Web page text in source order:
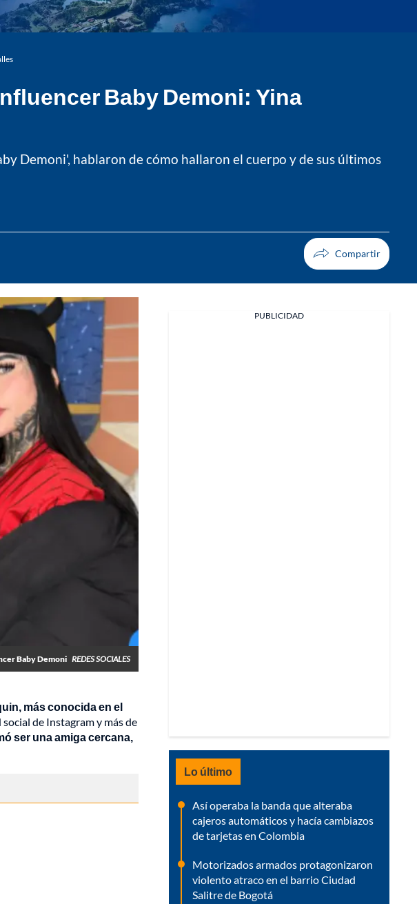
Baby Demoni: Yina
Demoni', hablaron de cómo hallaron el cuerpo y de sus últimos
Baby Demoni REDES SOCIALES
más conocida en el
de Instagram y más de
ser una amiga cercana,
PUBLICIDAD
Lo último
Así operaba la banda que alteraba
cajeros automáticos y hacía cambiazos
de tarjetas en Colombia
Motorizados armados protagonizaron
violento atraco en el barrio Ciudad
Salitre de Bogotá